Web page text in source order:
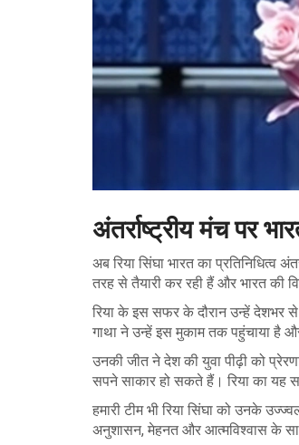
अंतर्राष्ट्रीय मंच पर
अब रिया सिंघा भारत का प्रतिनिधित्व
तरह से तैयारी कर रही हैं और भारत की
रिया के इस सफर के दौरान उन्हें देशभर
गाथा ने उन्हें इस मुकाम तक पहुंचाया है और
उनकी जीत ने देश की युवा पीढ़ी को
सपने साकार हो सकते हैं। रिया का यह
हमारी टीम भी रिया सिंघा को उनके
अनुशासन, मेहनत और आत्मविश्वास के साथ